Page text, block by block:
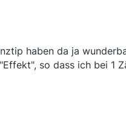
haben da ja
so dass ich bei 1